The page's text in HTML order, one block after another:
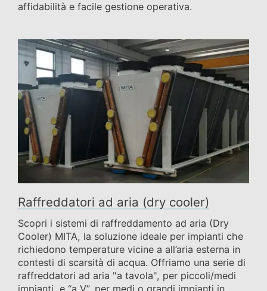
affidabilità e facile gestione operativa.
Raffreddatori ad aria (dry cooler)
Scopri i sistemi di raffreddamento ad aria (Dry
Cooler) MITA, la soluzione ideale per impianti che
richiedono temperature vicine a all’aria esterna in
contesti di scarsità di acqua. Offriamo una serie di
raffreddatori ad aria "a tavola", per piccoli/medi
impianti, e “a V”, per medi o grandi impianti in